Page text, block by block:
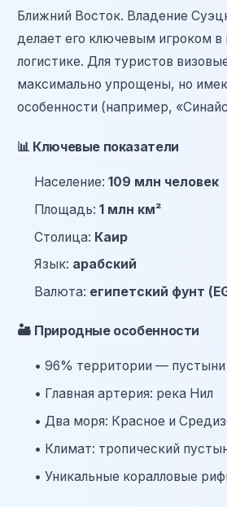
Ближний Восток. Владение
делает его ключевым игроком в
логистике. Для туристов
максимально упрощены, но
особенности (например,
📊 Ключевые показатели
Население: 109 млн человек
Площадь: 1 млн км²
Столица: Каир
Язык: арабский
Валюта: египетский фунт
🏜️ Природные особенности
• 96% территории — пустыни
• Главная артерия: река Нил
• Два моря: Красное и
• Климат: тропический
• Уникальные коралловые